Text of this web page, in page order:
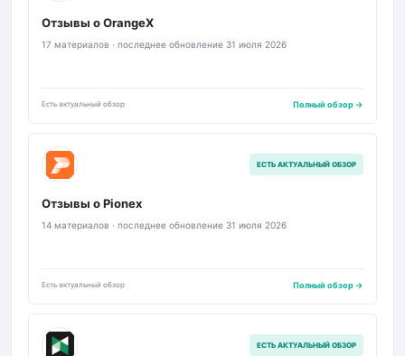
Отзывы о OrangeX
17 материалов · последнее обновление 31 июля 2026
Есть актуальный обзор Полный обзор →
PX ЕСТЬ АКТУАЛЬНЫЙ ОБЗОР
Отзывы о Pionex
14 материалов · последнее обновление 31 июля 2026
Есть актуальный обзор Полный обзор →
P ЕСТЬ АКТУАЛЬНЫЙ ОБЗОР